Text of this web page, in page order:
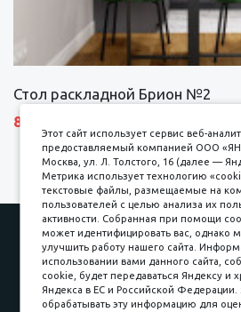
Стол раскладной Брион №2
8690 р.
Наши работы
Доставка и сборка
Карьера в компании
Этот сайт использует сервис веб-
предоставляемый компанией ООО
Москва, ул. Л. Толстого, 16 (далее —
Метрика использует технологию
текстовые файлы, размещаемые на
пользователей с целью анализа их
активности. Собранная при помощи
может идентифицировать вас, однако
улучшить работу нашего сайта.
использовании вами данного сайта,
cookie, будет передаваться Яндексу и
Яндекса в ЕС и Российской Федерации.
обрабатывать эту информацию для